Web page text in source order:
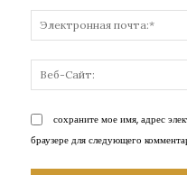
сохраните мое имя, адрес
браузере для следующего